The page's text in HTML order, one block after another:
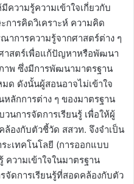
ความรู้ความเข้าใจเกี่ยวกับ
ารคิดวิเคราะห์ ความคิด
าการความรู้จากศาสตร์ต่าง ๆ
าสตร์เพื่อแก้ปัญหาหรือพัฒนา
าพ ซึ่งมีการพัฒนามาตรฐาน
ด ดังนั้นผู้สอนอาจไม่เข้าใจ
ลักการต่าง ๆ ของมาตรฐาน
นการจัดการเรียนรู้ เพื่อให้ผู้
องกับตัวชี้วัด สสวท. จึงจำเป็น
ะเทคโนโลยี (การออกแบบ
ความเข้าใจในมาตรฐาน
จัดการเรียนรู้ที่สอดคล้องกับตัว